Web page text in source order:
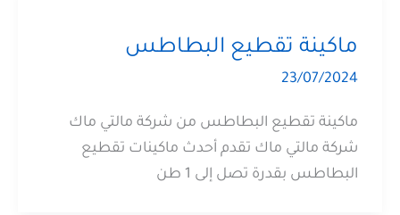
ماكينة تقطيع البطاطس
23/07/2024
ماكينة تقطيع البطاطس من شركة مالتي ماك
شركة مالتي ماك تقدم أحدث ماكينات تقطيع
البطاطس بقدرة تصل إلى 1 طن